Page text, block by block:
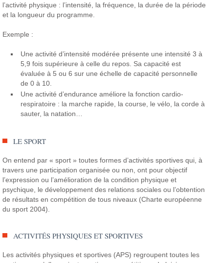
l’activité physique : l’intensité, la fréquence, la durée de la période
et la longueur du programme.
Exemple :
Une activité d’intensité modérée présente une intensité 3 à
5,9 fois supérieure à celle du repos. Sa capacité est
évaluée à 5 ou 6 sur une échelle de capacité personnelle
de 0 à 10.
Une activité d’endurance améliore la fonction cardio-
respiratoire : la marche rapide, la course, le vélo, la corde à
sauter, la natation…
LE SPORT
On entend par « sport » toutes formes d’activités sportives qui, à
travers une participation organisée ou non, ont pour objectif
l’expression ou l’amélioration de la condition physique et
psychique, le développement des relations sociales ou l’obtention
de résultats en compétition de tous niveaux (Charte européenne
du sport 2004).
ACTIVITÉS PHYSIQUES ET SPORTIVES
Les activités physiques et sportives (APS) regroupent toutes les